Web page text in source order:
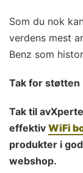
Som du nok
verdens mest
Benz som
Tak for støtten
Tak til
effektiv WiFi
produkter i
webshop.